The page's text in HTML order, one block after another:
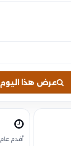
عرض هذا اليوم
أقدم عام